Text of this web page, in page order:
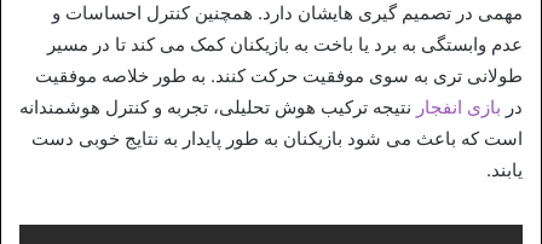
مهمی در تصمیم‌ گیری‌ هایشان دارد. همچنین کنترل احساسات و
عدم وابستگی به برد یا باخت به بازیکنان کمک می‌ کند تا در مسیر
طولانی‌ تری به سوی موفقیت حرکت کنند. به طور خلاصه موفقیت
در بازی انفجار نتیجه ترکیب هوش تحلیلی، تجربه و کنترل هوشمندانه
است که باعث می‌ شود بازیکنان به طور پایدار به نتایج خوبی دست
یابند.